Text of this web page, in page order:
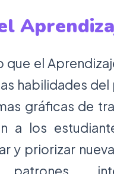
el
habilidades del
gráficas de
a los
y priorizar